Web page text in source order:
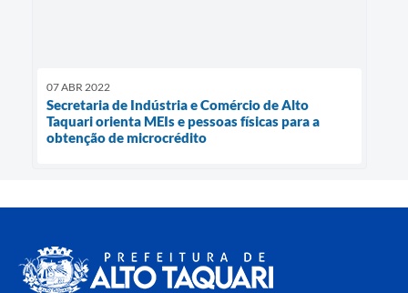
07 ABR 2022
Secretaria de Indústria e Comércio de Alto
Taquari orienta MEIs e pessoas físicas para a
obtenção de microcrédito